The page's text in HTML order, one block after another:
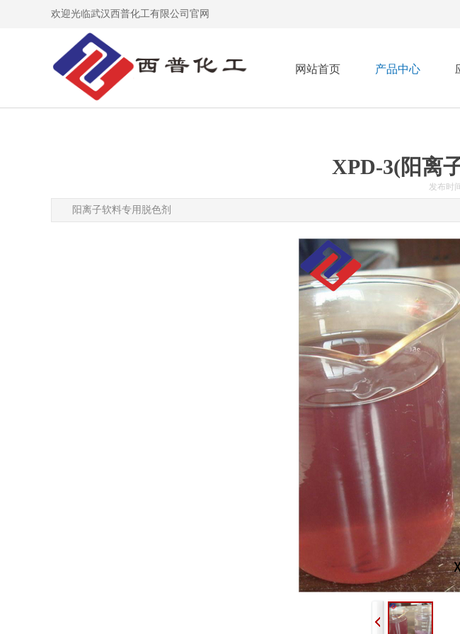
欢迎光临武汉西普化工有限公司官网
网站首页 产品中心
XPD-3(阳离
发布时
阳离子软料专用脱色剂